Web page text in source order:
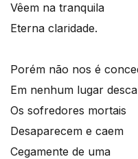
Vêem na tranquila
Eterna claridade.
Porém não nos é
Em nenhum lugar
Os sofredores mortais
Desaparecem e caem
Cegamente de uma